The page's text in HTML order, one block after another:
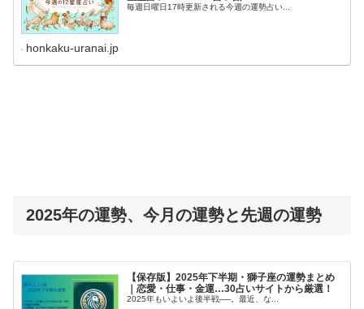
毎週日曜日17時更新される今週の運勢占い...
honkaku-uranai.jp
2025年の運勢、今月の運勢と先週の運勢
【保存版】2025年下半期・獅子座の運勢まとめ
｜恋愛・仕事・金運…30占いサイトから厳選！
2025年もいよいよ後半戦──。最近、な...